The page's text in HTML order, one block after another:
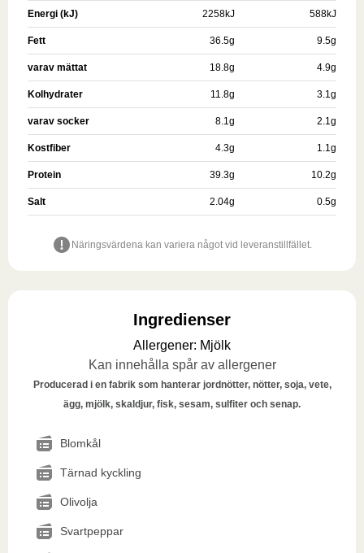
Energi (kJ) 2258kJ 588kJ
Fett 36.5g 9.5g
varav mättat 18.8g 4.9g
Kolhydrater 11.8g 3.1g
varav socker 8.1g 2.1g
Kostfiber 4.3g 1.1g
Protein 39.3g 10.2g
Salt 2.04g 0.5g
Näringsvärdena kan variera något vid leveranstillfället.
Ingredienser
Allergener: Mjölk
Kan innehålla spår av allergener
Producerad i en fabrik som hanterar jordnötter, nötter, soja, vete,
ägg, mjölk, skaldjur, fisk, sesam, sulfiter och senap.
Blomkål
Tärnad kyckling
Olivolja
Svartpeppar